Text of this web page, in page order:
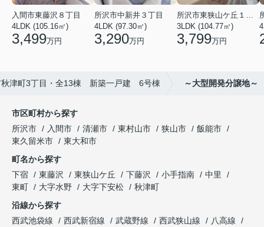
入間市東藤沢８丁目
4LDK (105.16㎡)
3,499万円
所沢市中新井３丁目
4LDK (97.30㎡)
3,290万円
3LDK (104.77㎡)
3,799万円
秋津町3丁目・全13棟 新築一戸建 6号棟 ～大型開発分譲地～
市区町村から探す
所沢市
入間市 清瀬市 東村山市 狭山市
飯能市
東久留米市
東大和市
町名から探す
下宿
東藤沢 東狭山ケ丘 下藤沢 小手指南
中里
東町
大字水野 大字下安松
秋津町
沿線から探す
西武池袋線
西武新宿線 武蔵野線 西武狭山線
八高線